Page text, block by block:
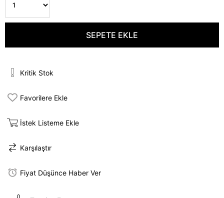
Kritik Stok
Favorilere Ekle
İstek Listeme Ekle
Karşılaştır
Fiyat Düşünce Haber Ver